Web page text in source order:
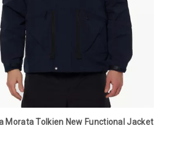
Morata Tolkien New Functional Jacket